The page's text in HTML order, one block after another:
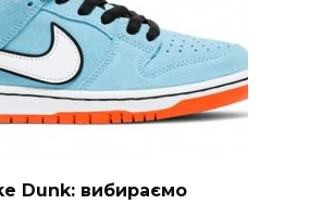
Dunk: вибираємо